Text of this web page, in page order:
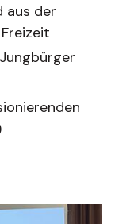
aus der